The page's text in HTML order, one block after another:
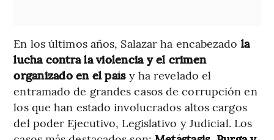
En los últimos años, Salazar ha encabezado la
lucha contra la violencia y el crimen
organizado en el país y ha revelado el
entramado de grandes casos de corrupción en
los que han estado involucrados altos cargos
del poder Ejecutivo, Legislativo y Judicial. Los